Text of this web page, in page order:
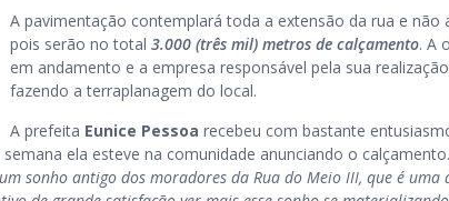
A pavimentação contemplará toda a extensão da rua e não
pois serão no total 3.000 (três mil) metros de calçamento. A
em andamento e a empresa responsável pela sua
fazendo a terraplanagem do local.
A prefeita Eunice Pessoa recebeu com bastante
ela esteve na comunidade anunciando o calçamento.
sonho antigo dos moradores da Rua do Meio III, que é uma